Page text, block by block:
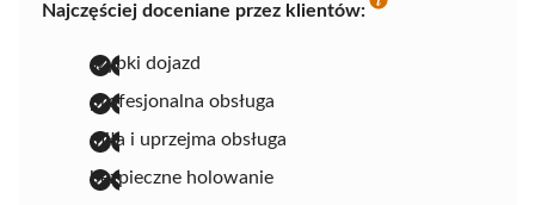
Najczęściej doceniane przez klientów:
szybki dojazd
profesjonalna obsługa
miła i uprzejma obsługa
bezpieczne holowanie